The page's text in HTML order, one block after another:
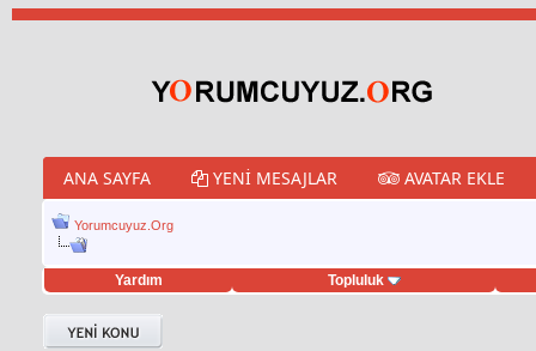
ANA SAYFA YENI MESAJLAR AVATAR EKLE
Yorumcuyuz.Org
Yardım Topluluk
hilesi